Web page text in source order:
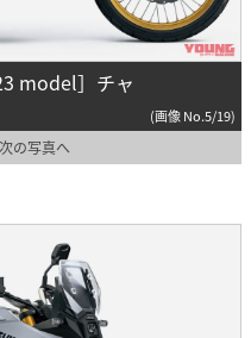
model］チャ
(画像 No.5/19)
の写真へ